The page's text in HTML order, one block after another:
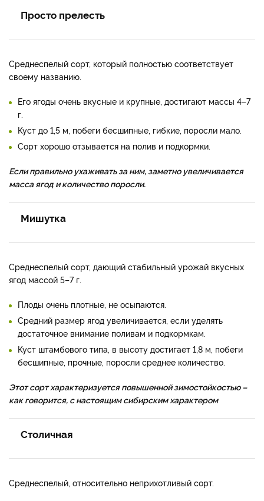
Просто прелесть
Среднеспелый сорт, который полностью соответствует
своему названию.
Его ягоды очень вкусные и крупные, достигают массы 4–7
г.
Куст до 1,5 м, побеги бесшипные, гибкие, поросли мало.
Сорт хорошо отзывается на полив и подкормки.
Если правильно ухаживать за ним, заметно увеличивается
масса ягод и количество поросли.
Мишутка
Среднеспелый сорт, дающий стабильный урожай вкусных
ягод массой 5–7 г.
Плоды очень плотные, не осыпаются.
Средний размер ягод увеличивается, если уделять
достаточное внимание поливам и подкормкам.
Куст штамбового типа, в высоту достигает 1,8 м, побеги
бесшипные, прочные, поросли среднее количество.
Этот сорт характеризуется повышенной зимостойкостью –
как говорится, с настоящим сибирским характером
Столичная
Среднеспелый, относительно неприхотливый сорт.